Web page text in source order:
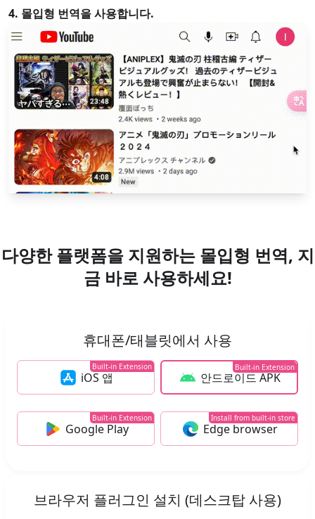
4. 몰입형 번역을 사용합니다.
다양한 플랫폼을 지원하는 몰입형 번역, 지
금 바로 사용하세요!
브라우저 플러그인 설치 (데스크탑 사용)
휴대폰/태블릿에서 사용
iOS 앱
Built-in Extension
안드로이드 APK
Built-in Extension
Google Play
Built-in Extension
Edge browser
Install from built-in store